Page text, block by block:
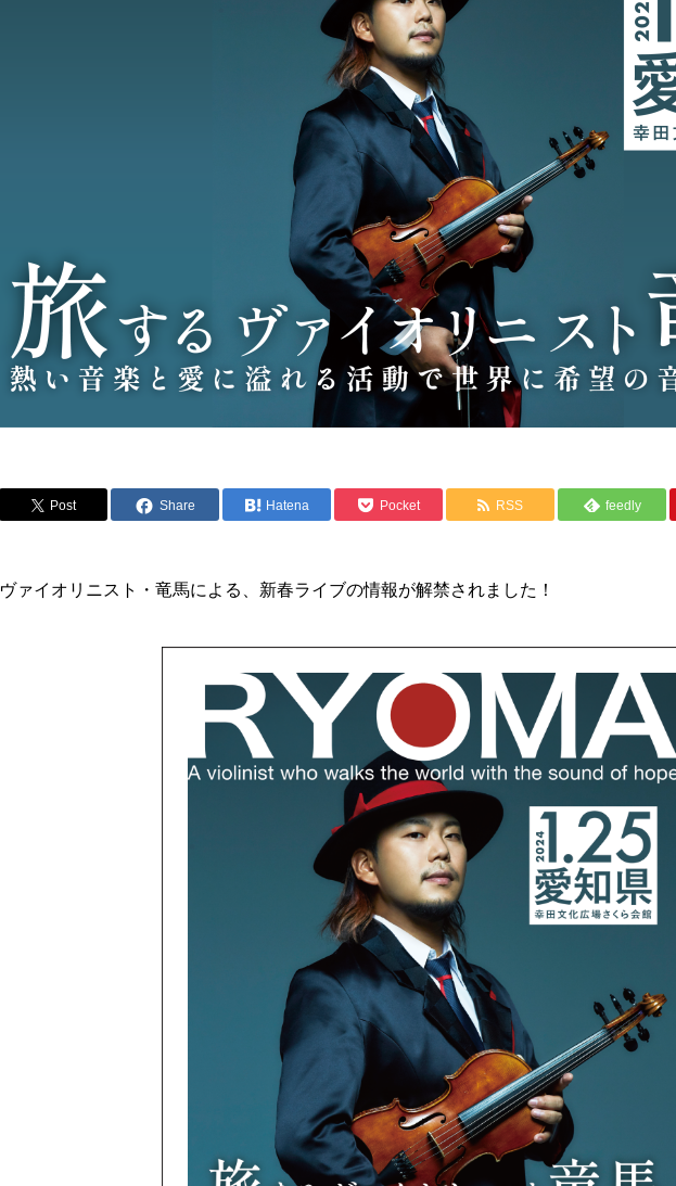
Post Share Hatena Pocket RSS feedly
ヴァイオリニスト・竜馬による、新春ライブの情報が解禁されました！